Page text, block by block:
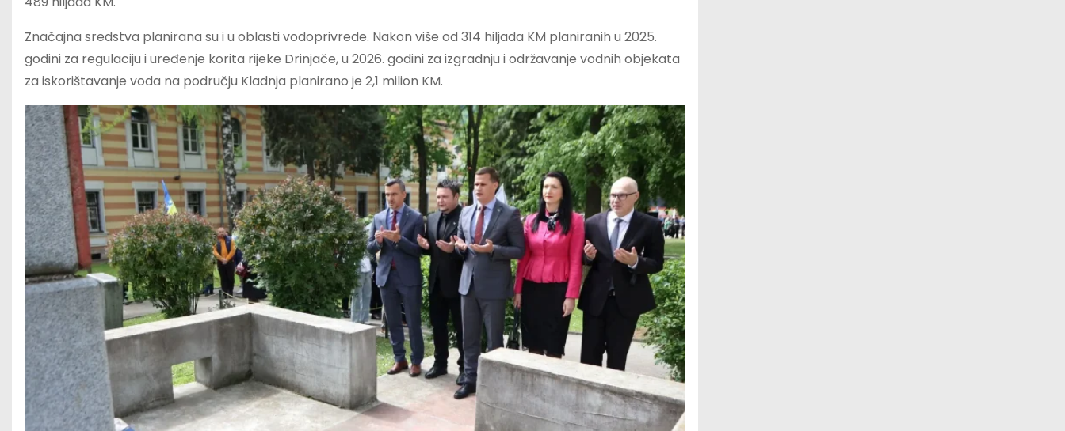
Značajna sredstva planirana su i u oblasti vodoprivrede. Nakon više od 314 hiljada KM planiranih u 2025.
godini za regulaciju i uređenje korita rijeke Drinjače, u 2026. godini za izgradnju i održavanje vodnih objekata
za iskorištavanje voda na području Kladnja planirano je 2,1 milion KM.